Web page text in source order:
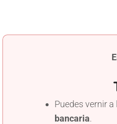
Puedes vernir
bancaria.